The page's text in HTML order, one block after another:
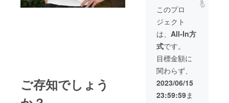
ご存知でしょう
輸入輸出業
務、化粧品
関連事業、
浄水器の開
発販売、特
殊洗浄シス
テムサービ
売など、幅
する可
ありま
す。
バッグ
を洗濯
する場
合は、
手洗い
を推奨
す。洗
天候下
では完
全には
防水で
きない
場合が
ありま
す。濡
れた場
合は速
やかに
乾燥さ
・カ
ラー ブ
ラック
・素
材
Oxford
Cloth
ショル
ダーポ
ケット
・サ
イズ/重
る
このプロ
ジェクト
は、 All-In方
式です。
目標金額に
関わらず、
2023/06/15
23:59:59ま